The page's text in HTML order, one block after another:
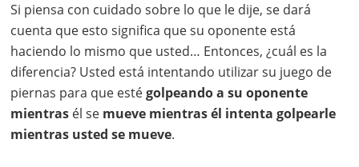
Si piensa con cuidado sobre lo que le dije, se dará
cuenta que esto significa que su oponente está
haciendo lo mismo que usted… Entonces, ¿cuál es la
diferencia? Usted está intentando utilizar su juego de
piernas para que estégolpeando a su oponente
mientras él se mueve mientras él intenta golpearle
mientras usted se mueve.